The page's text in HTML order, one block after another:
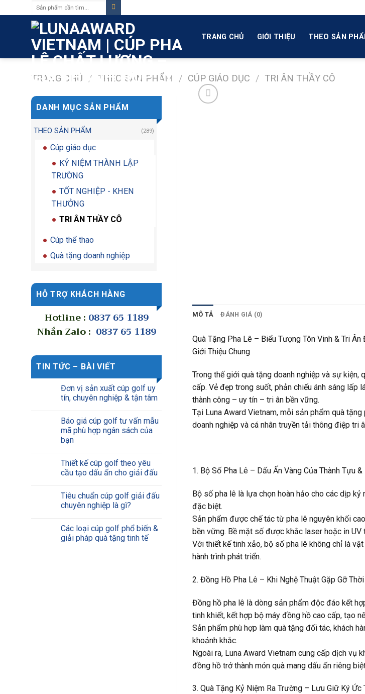
to
TRANG CHỦ GIỚI THIỆU THEO SẢN
TRANG CHỦ / THEO SẢN PHẨM / CÚP GIÁO DỤC / TRI ÂN THẦY CÔ
DANH MỤC SẢN PHẨM
THEO SẢN PHẨM (289)
Cúp giáo dục
KỶ NIỆM THÀNH LẬP
TRƯỜNG
TỐT NGHIỆP - KHEN
THƯỞNG
TRI ÂN THẦY CÔ
Cúp thể thao
Quà tặng doanh nghiệp
HỖ TRỢ KHÁCH HÀNG
Hotline : 0837 65 1189
Nhắn Zalo : 0837 65 1189
TIN TỨC – BÀI VIẾT
Đơn vị sản xuất cúp golf uy
tín, chuyên nghiệp & tận tâm
Báo giá cúp golf tư vấn mẫu
mã phù hợp ngân sách của
bạn
Thiết kế cúp golf theo yêu
cầu tạo dấu ấn cho giải đấu
Tiêu chuẩn cúp golf giải đấu
chuyên nghiệp là gì?
Các loại cúp golf phổ biến &
giải pháp quà tặng tinh tế
MÔ TẢ ĐÁNH GIÁ (0)
Quà Tặng Pha Lê – Biểu Tượng Tôn Vinh & Tri
Giới Thiệu Chung
Trong thế giới quà tặng doanh nghiệp và sự
cấp. Vẻ đẹp trong suốt, phản chiếu ánh sáng lấp
thành công – uy tín – tri ân bền vững.
Tại Luna Award Vietnam, mỗi sản phẩm quà
doanh nghiệp và cá nhân truyền tải thông điệp tri
1. Bộ Số Pha Lê – Dấu Ấn Vàng Của Thành Tựu &
Bộ số pha lê là lựa chọn hoàn hảo cho các dịp
đặc biệt.
Sản phẩm được chế tác từ pha lê nguyên khối
bền vững. Bề mặt số được khắc laser hoặc in
Với thiết kế tinh xảo, bộ số pha lê không chỉ là
hành trình phát triển.
2. Đồng Hồ Pha Lê – Khi Nghệ Thuật Gặp Gỡ Thời
Đồng hồ pha lê là dòng sản phẩm độc đáo kết
tinh khiết, kết hợp bộ máy đồng hồ cao cấp, tạo
Sản phẩm phù hợp làm quà tặng đối tác, khách
khoảnh khắc.
Ngoài ra, Luna Award Vietnam cung cấp dịch vụ
đồng hồ trở thành món quà mang dấu ấn riêng
3. Quà Tặng Kỷ Niệm Ra Trường – Lưu Giữ Ký Ức